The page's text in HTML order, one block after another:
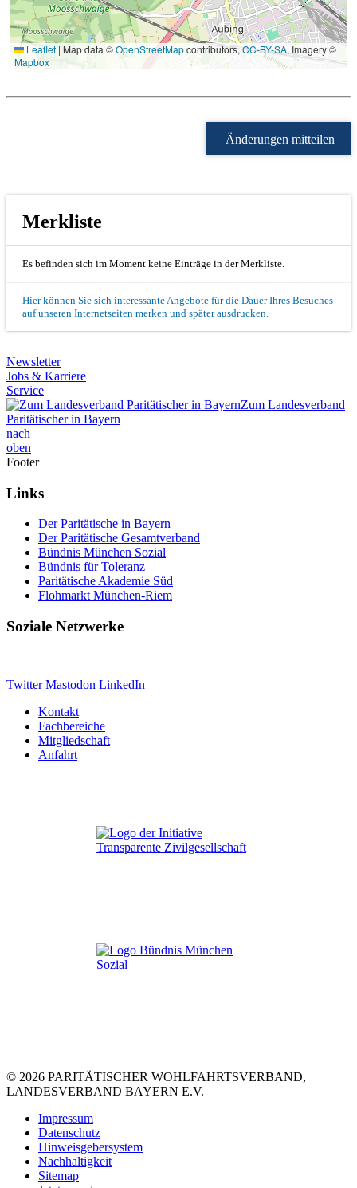
Leaflet | Map data ©OpenStreetMapcontributors,CC-BY-SA, Imagery ©
Mapbox
Änderungen mitteilen
Merkliste
Es befinden sich im Moment keine Einträge in der Merkliste.
Hier können Sie sich interessante Angebote für die Dauer Ihres Besuches
auf unseren Internetseiten merken und später ausdrucken.
Newsletter
Jobs & Karriere
Service
Zum Landesverband
Paritätischer in Bayern
nach
oben
Footer
Links
Der Paritätische in Bayern
Der Paritätische Gesamtverband
Bündnis München Sozial
Bündnis für Toleranz
Paritätische Akademie Süd
Flohmarkt München-Riem
Soziale Netzwerke
Twitter Mastodon LinkedIn
Kontakt
Fachbereiche
Mitgliedschaft
Anfahrt
© 2026 PARITÄTISCHER WOHLFAHRTSVERBAND,
LANDESVERBAND BAYERN E.V.
Impressum
Datenschutz
Hinweisgebersystem
Nachhaltigkeit
Sitemap